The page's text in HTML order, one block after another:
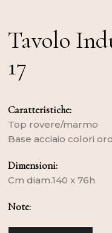
Tavolo
17
Caratteristiche:
Top rovere/marmo
Base acciaio colori
Dimensioni:
Cm diam.140 x 76h
Note: